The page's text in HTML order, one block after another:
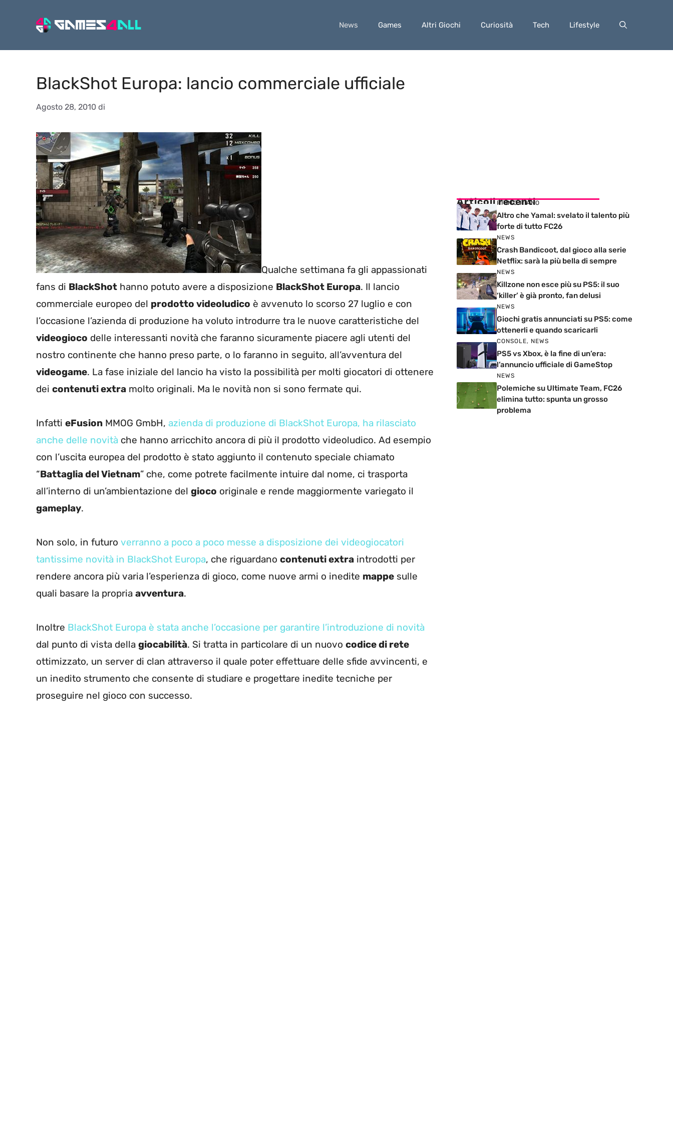
News Games Altri Giochi Curiosità Tech Lifestyle
BlackShot Europa: lancio commerciale ufficiale
Agosto 28, 2010 di
Qualche settimana fa gli appassionati
fans di BlackShot hanno potuto avere a disposizione BlackShot Europa. Il lancio
commerciale europeo del prodotto videoludico è avvenuto lo scorso 27 luglio e con
l’occasione l’azienda di produzione ha voluto introdurre tra le nuove caratteristiche del
videogioco delle interessanti novità che faranno sicuramente piacere agli utenti del
nostro continente che hanno preso parte, o lo faranno in seguito, all’avventura del
videogame. La fase iniziale del lancio ha visto la possibilità per molti giocatori di ottenere
dei contenuti extra molto originali. Ma le novità non si sono fermate qui.
Infatti eFusion MMOG GmbH, azienda di produzione di BlackShot Europa, ha rilasciato
anche delle novità che hanno arricchito ancora di più il prodotto videoludico. Ad esempio
con l’uscita europea del prodotto è stato aggiunto il contenuto speciale chiamato
“Battaglia del Vietnam” che, come potrete facilmente intuire dal nome, ci trasporta
all’interno di un’ambientazione del gioco originale e rende maggiormente variegato il
gameplay.
Non solo, in futuro verranno a poco a poco messe a disposizione dei videogiocatori
tantissime novità in BlackShot Europa, che riguardano contenuti extra introdotti per
rendere ancora più varia l’esperienza di gioco, come nuove armi o inedite mappe sulle
quali basare la propria avventura.
Inoltre BlackShot Europa è stata anche l’occasione per garantire l’introduzione di novità
dal punto di vista della giocabilità. Si tratta in particolare di un nuovo codice di rete
ottimizzato, un server di clan attraverso il quale poter effettuare delle sfide avvincenti, e
un inedito strumento che consente di studiare e progettare inedite tecniche per
proseguire nel gioco con successo.
Articoli recenti
PRIMO PIANO
Altro che Yamal: svelato il talento più
forte di tutto FC26
NEWS
Crash Bandicoot, dal gioco alla serie
Netflix: sarà la più bella di sempre
NEWS
Killzone non esce più su PS5: il suo
‘killer’ è già pronto, fan delusi
NEWS
Giochi gratis annunciati su PS5: come
ottenerli e quando scaricarli
CONSOLE, NEWS
PS5 vs Xbox, è la fine di un’era:
l’annuncio ufficiale di GameStop
NEWS
Polemiche su Ultimate Team, FC26
elimina tutto: spunta un grosso
problema